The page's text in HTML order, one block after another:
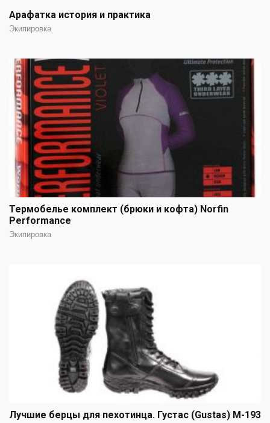
Арафатка история и практика
Экипировка
Термобелье комплект (брюки и кофта) Norfin
Performance
Экипировка
Лучшие берцы для пехотинца. Густас (Gustas) М-193